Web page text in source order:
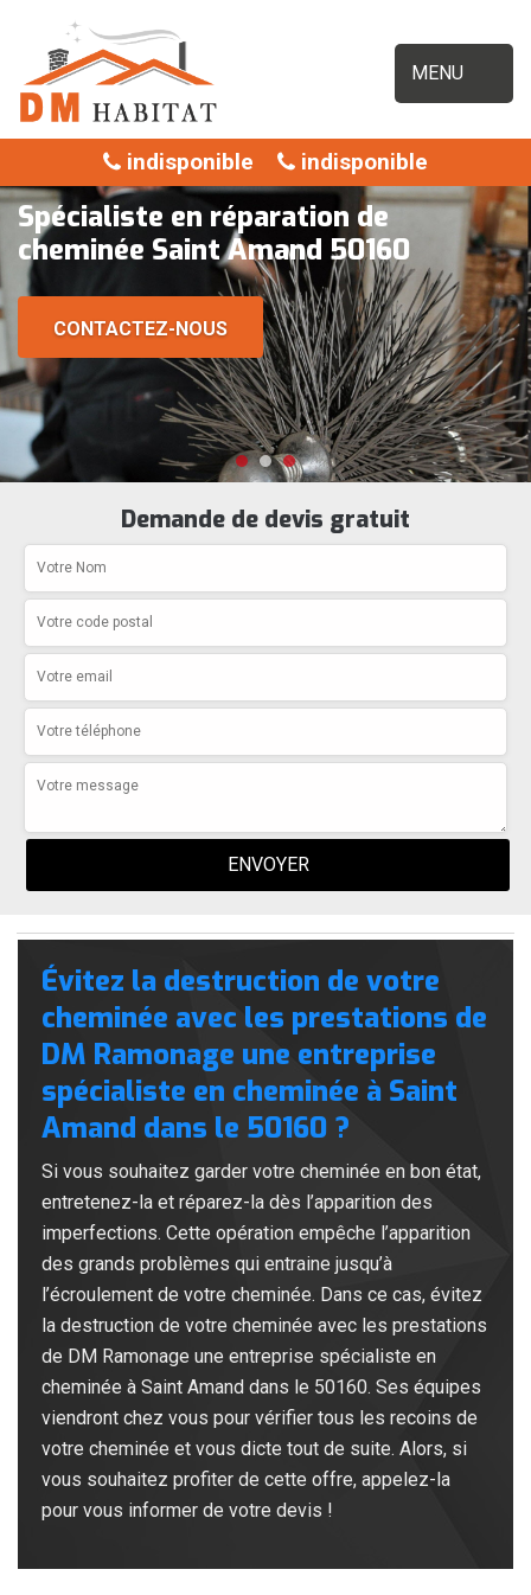
MENU
indisponible indisponible
Spécialiste en réparation de
cheminée Saint Amand 50160
CONTACTEZ-NOUS
Demande de devis gratuit
Évitez la destruction de votre
cheminée avec les prestations de
DM Ramonage une entreprise
spécialiste en cheminée à Saint
Amand dans le 50160 ?
Si vous souhaitez garder votre cheminée en bon état,
entretenez-la et réparez-la dès l’apparition des
imperfections. Cette opération empêche l’apparition
des grands problèmes qui entraine jusqu’à
l’écroulement de votre cheminée. Dans ce cas, évitez
la destruction de votre cheminée avec les prestations
de DM Ramonage une entreprise spécialiste en
cheminée à Saint Amand dans le 50160. Ses équipes
viendront chez vous pour vérifier tous les recoins de
votre cheminée et vous dicte tout de suite. Alors, si
vous souhaitez profiter de cette offre, appelez-la
pour vous informer de votre devis !